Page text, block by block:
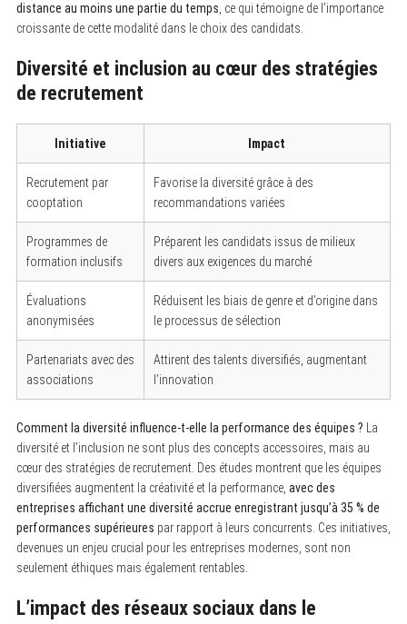
distance au moins une partie du temps , ce qui témoigne de l’importance
croissante de cette modalité dans le choix des candidats.
Diversité et inclusion au cœur des stratégies
de recrutement
Initiative Impact
Recrutement par
cooptation
Favorise la diversité grâce à des
recommandations variées
Programmes de
formation inclusifs
Préparent les candidats issus de milieux
divers aux exigences du marché
Évaluations
anonymisées
Réduisent les biais de genre et d’origine dans
le processus de sélection
Partenariats avec des
associations
Attirent des talents diversifiés, augmentant
l’innovation
Comment la diversité influence-t-elle la performance des équipes ? La
diversité et l’inclusion ne sont plus des concepts accessoires, mais au
cœur des stratégies de recrutement. Des études montrent que les équipes
diversifiées augmentent la créativité et la performance, avec des
entreprises affichant une diversité accrue enregistrant jusqu’à 35 % de
performances supérieures par rapport à leurs concurrents. Ces initiatives,
devenues un enjeu crucial pour les entreprises modernes, sont non
seulement éthiques mais également rentables.
L’impact des réseaux sociaux dans le
S
r
h
f
: